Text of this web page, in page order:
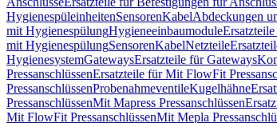
HygienespüleinheitenSensorenKabelAbdeckungen
mit HygienespülungHygieneeinbaumodule
mit HygienespülungSensorenKabelNetzteile
HygienesystemGatewaysErsatzteile für Gateways
PressanschlüssenErsatzteile für Mit FlowFit
PressanschlüssenProbenahmeventileKugelhähne
PressanschlüssenMit Mapress Pressanschlüssen
Mit FlowFit PressanschlüssenMit Mepla